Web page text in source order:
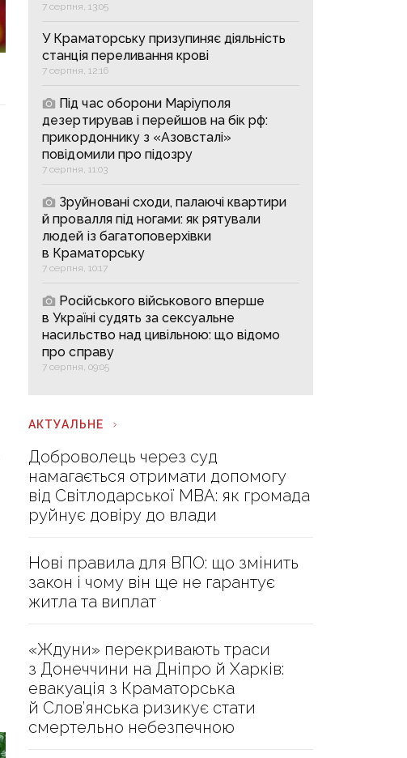
7 серпня, 13:05
У Краматорську призупиняє діяльність
станція переливання крові
7 серпня, 12:16
Під час оборони Маріуполя
дезертирував і перейшов на бік рф:
прикордоннику з «Азовсталі»
повідомили про підозру
7 серпня, 11:03
Зруйновані сходи, палаючі квартири
й провалля під ногами: як рятували
людей із багатоповерхівки
в Краматорську
7 серпня, 10:17
Російського військового вперше
в Україні судять за сексуальне
насильство над цивільною: що відомо
про справу
7 серпня, 09:05
АКТУАЛЬНЕ
Доброволець через суд
намагається отримати допомогу
від Світлодарської МВА: як громада
руйнує довіру до влади
Нові правила для ВПО: що змінить
закон і чому він ще не гарантує
житла та виплат
«Ждуни» перекривають траси
з Донеччини на Дніпро й Харків:
евакуація з Краматорська
й Слов’янська ризикує стати
смертельно небезпечною